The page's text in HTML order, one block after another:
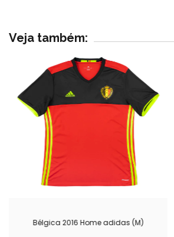
Veja também:
Bélgica 2016 Home adidas (M)